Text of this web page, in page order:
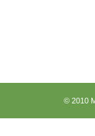
© 2010